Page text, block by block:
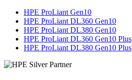
HPE ProLiant Gen10
HPE ProLiant DL360 Gen10
HPE ProLiant DL380 Gen10
HPE ProLiant DL360 Gen10 Plus
HPE ProLiant DL380 Gen10 Plus